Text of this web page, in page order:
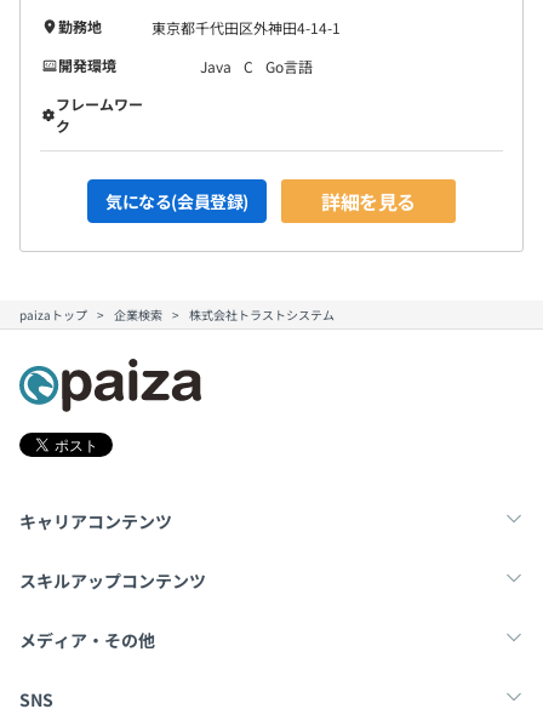
勤務地
東京都千代田区外神田4-14-1
開発環境
Java C
Go言語
フレームワー
ク
気になる(会員登録) 詳細を見る
paizaトップ 企業検索 株式会社トラストシステム
キャリアコンテンツ
転職・キャリア
スキルアップコンテンツ
学習
メディア・その他
Tech Team Journal
SNS